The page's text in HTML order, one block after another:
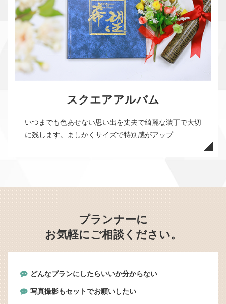
スクエアアルバム
いつまでも色あせない思い出を丈夫で綺麗な装丁で大切
に残します。ましかくサイズで特別感がアップ
プランナーに
お気軽にご相談ください。
どんなプランにしたらいいか分からない
写真撮影もセットでお願いしたい